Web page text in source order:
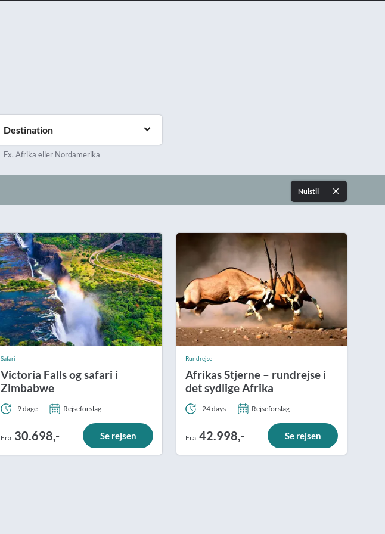
Destination
Fx. Afrika eller Nordamerika
Nulstil
Safari
Victoria Falls og safari i
Zimbabwe
9 dage Rejseforslag
Fra 30.698,- Se rejsen
Rundrejse
Afrikas Stjerne – rundrejse i
det sydlige Afrika
24 days Rejseforslag
Fra 42.998,- Se rejsen